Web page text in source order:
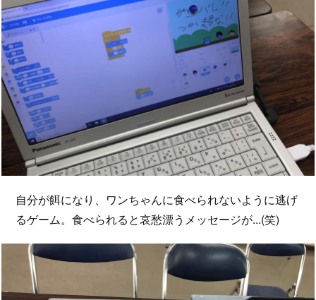
自分が餌になり、ワンちゃんに食べられないように逃げ
るゲーム。食べられると哀愁漂うメッセージが...(笑)